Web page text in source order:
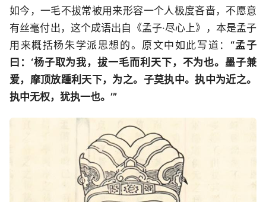
如今，一毛不拔常被用来形容一个人极度吝啬，不愿意
有丝毫付出，这个成语出自《孟子·尽心上》，本是孟子
用来概括杨朱学派思想的。原文中如此写道： “孟子
曰：‘杨子取为我，拔一毛而利天下，不为也。墨子兼
爱，摩顶放踵利天下，为之。子莫执中。执中为近之。
执中无权，犹执一也。’”